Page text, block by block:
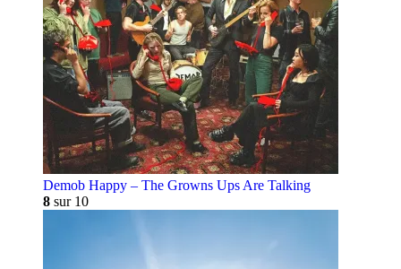
Demob Happy – The Growns Ups Are Talking
8 sur 10